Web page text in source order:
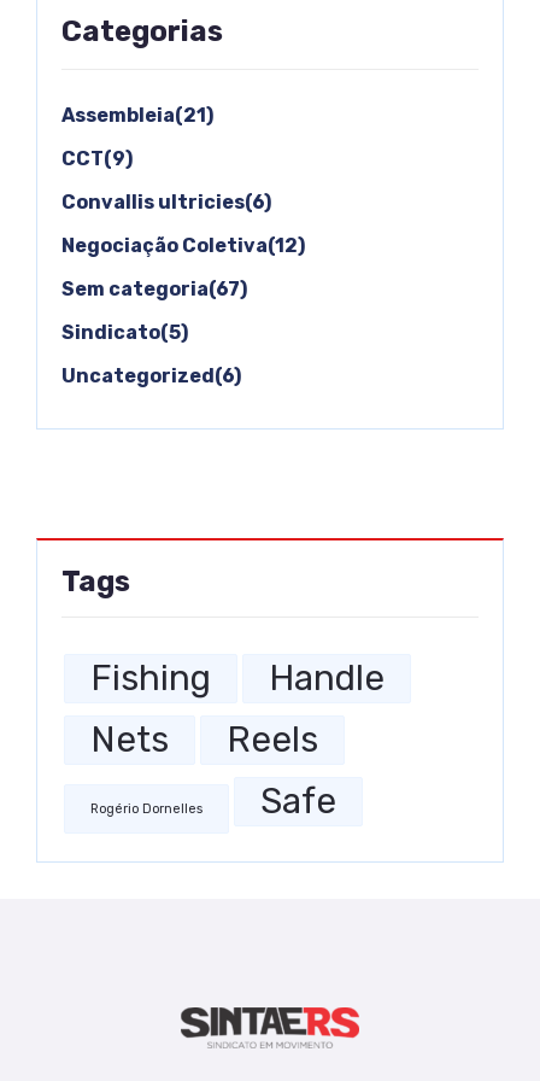
Categorias
Assembleia(21)
CCT(9)
Convallis ultricies(6)
Negociação Coletiva(12)
Sem categoria(67)
Sindicato(5)
Uncategorized(6)
Tags
Fishing
Handle
Nets
Reels
Rogério Dornelles Safe